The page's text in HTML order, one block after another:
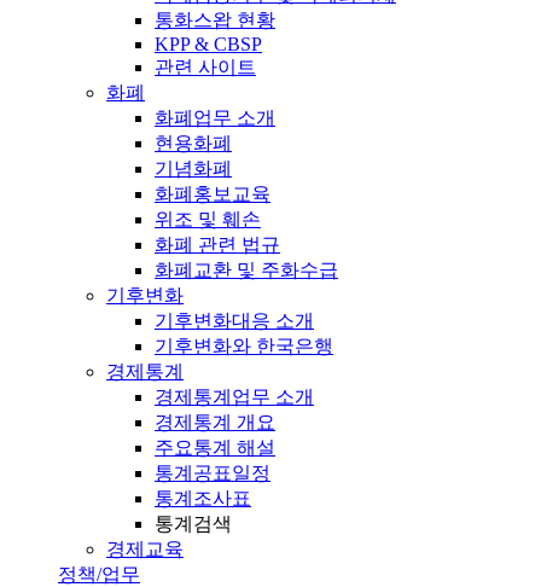
통화스왑 현황
KPP & CBSP
관련 사이트
화폐
화폐업무 소개
현용화폐
기념화폐
화폐홍보교육
위조 및 훼손
화폐 관련 법규
화폐교환 및 주화수급
기후변화
기후변화대응 소개
기후변화와 한국은행
경제통계
경제통계업무 소개
경제통계 개요
주요통계 해설
통계공표일정
통계조사표
통계검색
경제교육
정책/업무